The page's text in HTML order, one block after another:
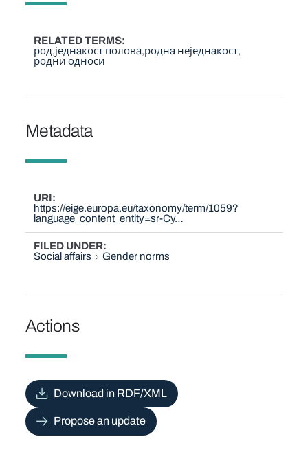
RELATED TERMS
род једнaкост половa роднa неједнaкост
родни односи
Metadata
URI
https://eige.europa.eu/taxonomy/term/1059?
language_content_entity=sr-Cy…
FILED UNDER
Social affairs
Gender norms
Actions
Download in RDF/XML
Propose an update